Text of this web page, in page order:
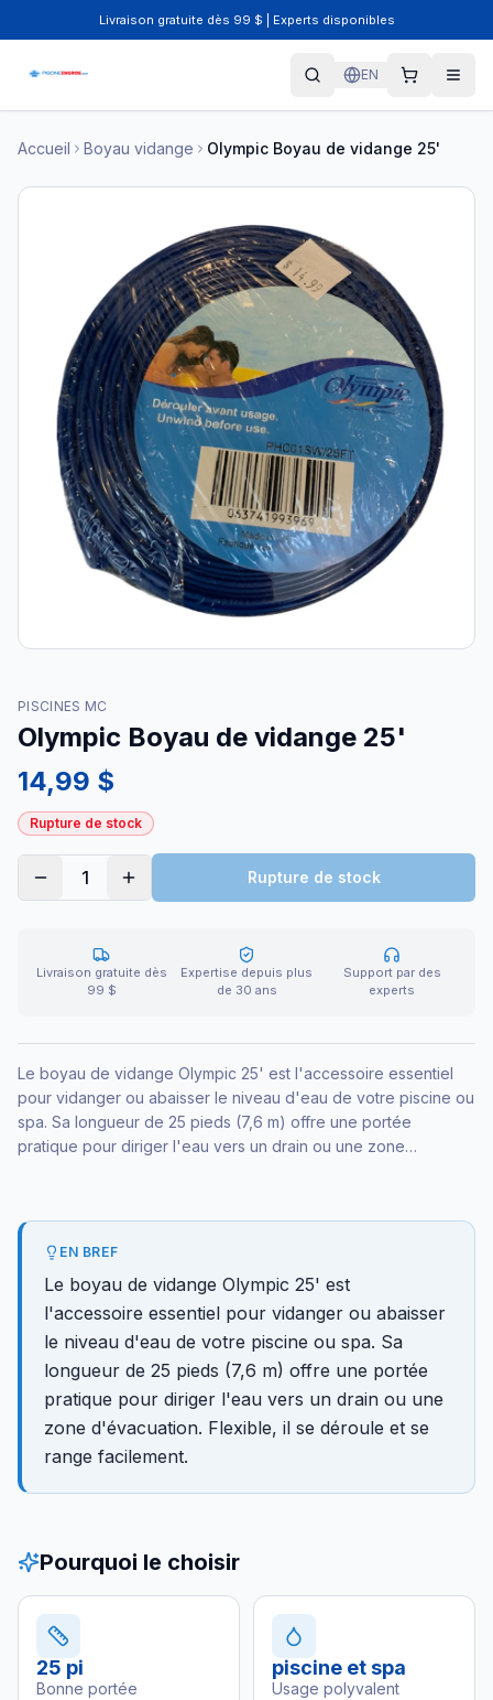
Livraison gratuite dès 99 $ | Experts disponibles
EN
Accueil Boyau vidange Olympic Boyau de vidange 25'
PISCINES MC
Olympic Boyau de vidange 25'
14,99 $
Rupture de stock
1 Rupture de stock
Livraison gratuite dès
99 $
Expertise depuis plus
de 30 ans
Support par des
experts
Le boyau de vidange Olympic 25' est l'accessoire essentiel
pour vidanger ou abaisser le niveau d'eau de votre piscine ou
spa. Sa longueur de 25 pieds (7,6 m) offre une portée
pratique pour diriger l'eau vers un drain ou une zone
EN BREF
Le boyau de vidange Olympic 25' est
l'accessoire essentiel pour vidanger ou abaisser
le niveau d'eau de votre piscine ou spa. Sa
longueur de 25 pieds (7,6 m) offre une portée
pratique pour diriger l'eau vers un drain ou une
zone d'évacuation. Flexible, il se déroule et se
range facilement.
Pourquoi le choisir
25 pi
Bonne portée
piscine et spa
Usage polyvalent